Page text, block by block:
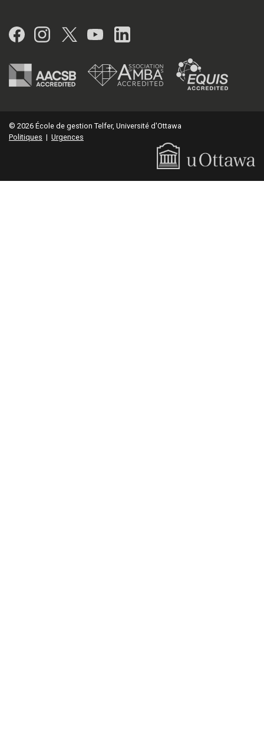
Facebook
Instagram
Twitter
YouTubeLinkedIn
© 2026 École de gestion Telfer, Université d'Ottawa
Politiques | Urgences